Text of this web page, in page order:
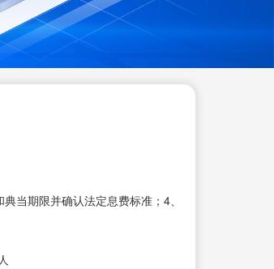
当期限并确认法定息费标准；4、